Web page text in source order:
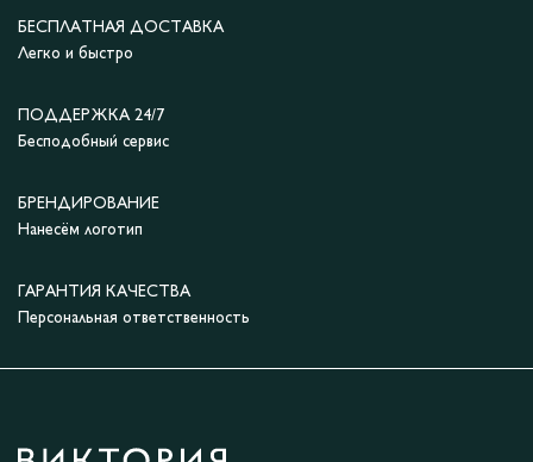
БЕСПЛАТНАЯ ДОСТАВКА
Легко и быстро
ПОДДЕРЖКА 24/7
Бесподобный сервис
БРЕНДИРОВАНИЕ
Нанесём логотип
ГАРАНТИЯ КАЧЕСТВА
Персональная ответственность